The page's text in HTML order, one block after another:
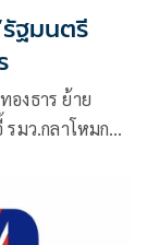
รัฐมนตรี
องธาร ย้าย
มว.กลาโหมกลับ